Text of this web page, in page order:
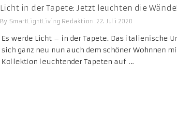
Licht in der Tapete: Jetzt leuchten die
By SmartLightLiving Redaktion 22. Juli 2020
Es werde Licht – in der Tapete. Das italienische
sich ganz neu nun auch dem schöner Wohnnen
Kollektion leuchtender Tapeten auf …